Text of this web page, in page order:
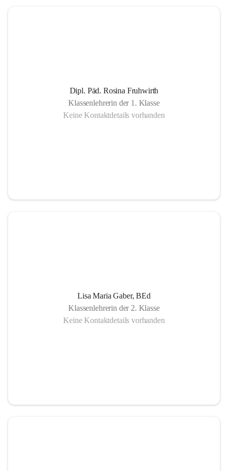
Dipl. Päd. Rosina Fruhwirth
Klassenlehrerin der 1. Klasse
Keine Kontaktdetails vorhanden
Lisa Maria Gaber, BEd
Klassenlehrerin der 2. Klasse
Keine Kontaktdetails vorhanden